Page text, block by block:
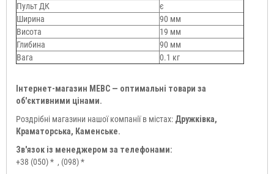
Пульт ДК
є
Ширина
90 мм
Висота
19 мм
Глибина
90 мм
Вага
0.1 кг
Інтернет-магазин МЕВС — оптимальні товари за
об'єктивними цінами.
Роздрібні магазини нашої компанії в містах: Дружківка,
Краматорська, Каменське.
Зв'язок із менеджером за телефонами:
+38 (050) * , (098) *